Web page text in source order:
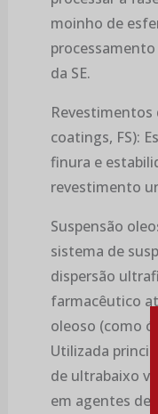
moinho de
da SE.
Revestimentos
coatings, FS):
finura e
revestimento
Suspensão
sistema de
dispersão
farmacêutico
oleoso (como
Utilizada
de ultrabaixo
em agentes de